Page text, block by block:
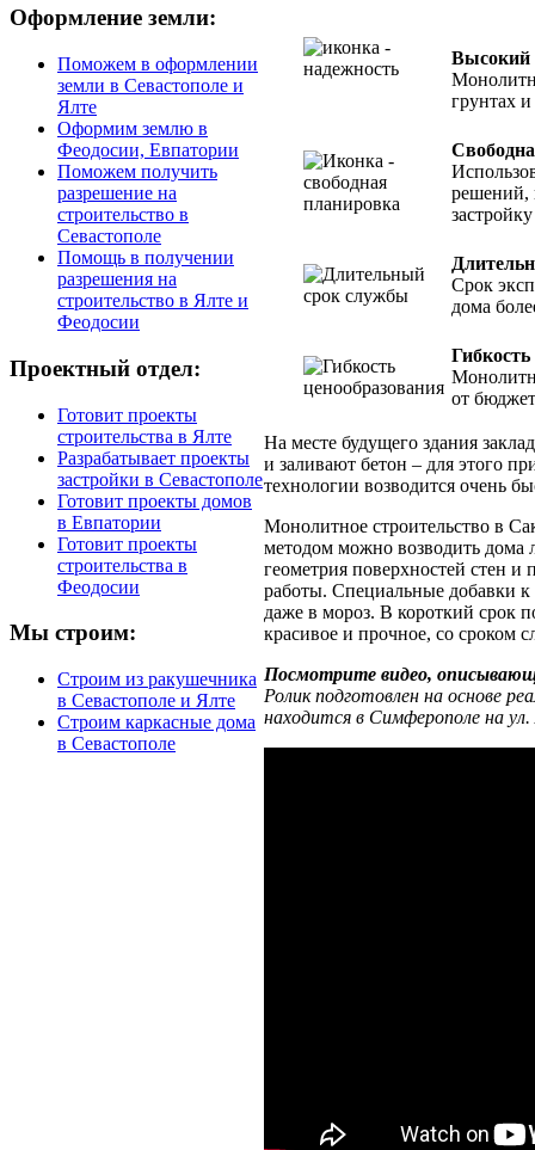
Оформление земли:
Поможем в оформлении
земли в Севастополе и
Ялте
Оформим землю в
Феодосии, Евпатории
Поможем получить
разрешение на
строительство в
Севастополе
Помощь в получении
разрешения на
строительство в Ялте и
Феодосии
Проектный отдел:
Готовит проекты
строительства в Ялте
Разрабатывает проекты
застройки в Севастополе
Готовит проекты домов
в Евпатории
Готовит проекты
строительства в
Феодосии
Мы строим:
Строим из ракушечника
в Севастополе и Ялте
Строим каркасные дома
в Севастополе
Высокий
грунтах
решений,
застройку
Срок
дома
Гибкость
от
На месте будущего здания
и заливают бетон – для этого
технологии возводится очень
Монолитное строительство в
методом можно возводить дома
геометрия поверхностей стен и
работы. Специальные добавки
даже в мороз. В короткий срок
красивое и прочное, со сроком
Посмотрите видео,
Ролик подготовлен на основе
находится в Симферополе на ул.